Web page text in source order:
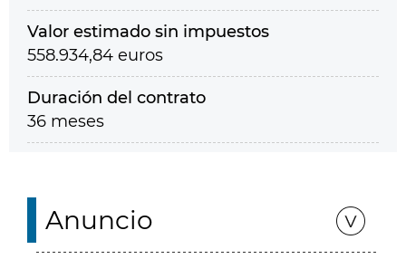
Valor estimado sin impuestos
558.934,84 euros
Duración del contrato
36 meses
Anuncio